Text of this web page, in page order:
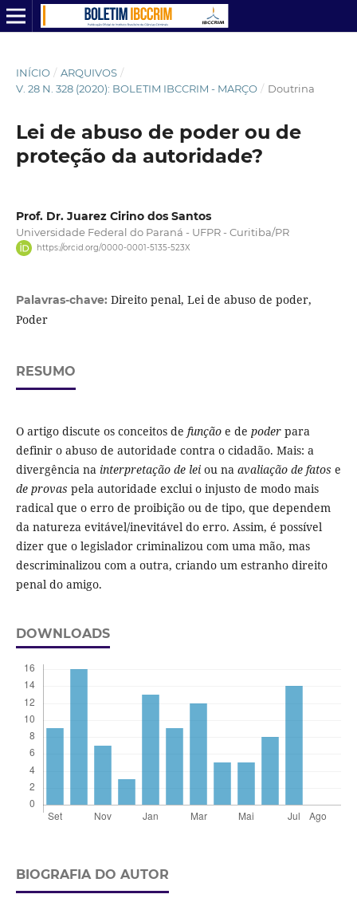
INÍCIO / ARQUIVOS /
V. 28 N. 328 (2020): BOLETIM IBCCRIM - MARÇO / Doutrina
Lei de abuso de poder ou de
proteção da autoridade?
Prof. Dr. Juarez Cirino dos Santos
Universidade Federal do Paraná - UFPR - Curitiba/PR
https://orcid.org/0000-0001-5135-523X
Palavras-chave: Direito penal, Lei de abuso de poder,
Poder
RESUMO
O artigo discute os conceitos de funçãoe de poderpara
definir o abuso de autoridade contra o cidadão. Mais: a
divergência na interpretação de leiou na avaliação de fatos e
de provas pela autoridade exclui o injusto de modo mais
radical que o erro de proibição ou de tipo, que dependem
da natureza evitável/inevitável do erro. Assim, é possível
dizer que o legislador criminalizou com uma mão, mas
descriminalizou com a outra, criando um estranho direito
penal do amigo.
DOWNLOADS
BIOGRAFIA DO AUTOR